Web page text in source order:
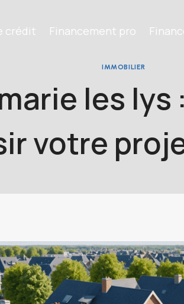
crédit Financement pro
IMMOBILIER
les
votre